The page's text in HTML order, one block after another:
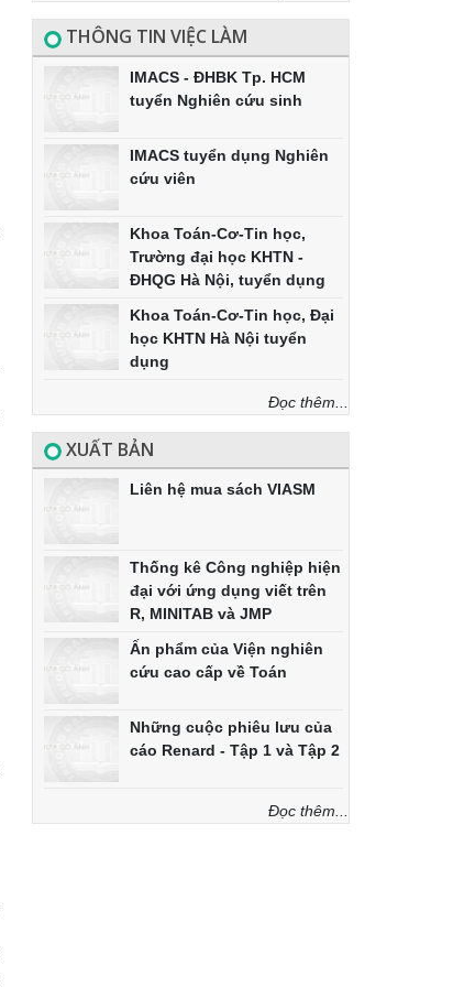
THÔNG TIN VIỆC LÀM
IMACS - ĐHBK Tp. HCM
tuyển Nghiên cứu sinh
IMACS tuyển dụng Nghiên
cứu viên
Khoa Toán-Cơ-Tin học,
Trường đại học KHTN -
ĐHQG Hà Nội, tuyển dụng
Khoa Toán-Cơ-Tin học, Đại
học KHTN Hà Nội tuyển
dụng
Đọc thêm...
XUẤT BẢN
Liên hệ mua sách VIASM
Thống kê Công nghiệp hiện
đại với ứng dụng viết trên
R, MINITAB và JMP
Ấn phẩm của Viện nghiên
cứu cao cấp về Toán
Những cuộc phiêu lưu của
cáo Renard - Tập 1 và Tập 2
Đọc thêm...